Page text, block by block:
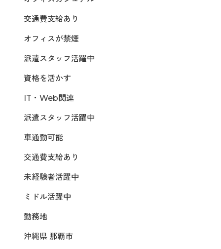
交通費支給あり
オフィスが禁煙
派遣スタッフ活躍中
資格を活かす
IT・Web関連
派遣スタッフ活躍中
車通勤可能
交通費支給あり
未経験者活躍中
ミドル活躍中
勤務地
沖縄県 那覇市